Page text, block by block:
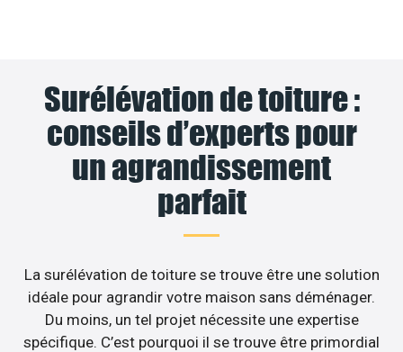
Surélévation de toiture :
conseils d’experts pour
un agrandissement
parfait
La surélévation de toiture se trouve être une solution
idéale pour agrandir votre maison sans déménager.
Du moins, un tel projet nécessite une expertise
spécifique. C’est pourquoi il se trouve être primordial